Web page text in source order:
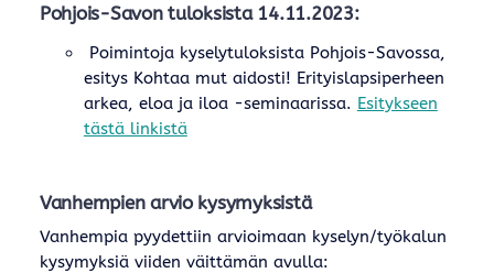
Pohjois-Savon tuloksista 14.11.2023:
Poimintoja kyselytuloksista Pohjois-Savossa,
esitys Kohtaa mut aidosti! Erityislapsiperheen
arkea, eloa ja iloa -seminaarissa. Esitykseen
tästä linkistä
Vanhempien arvio kysymyksistä
Vanhempia pyydettiin arvioimaan kyselyn/työkalun
kysymyksiä viiden väittämän avulla: